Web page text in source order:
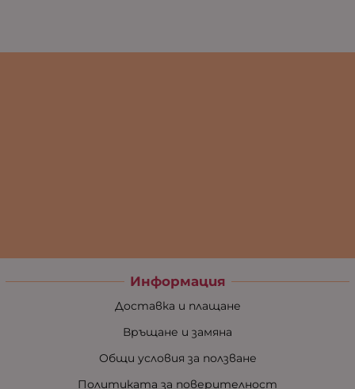
Информация
Доставка и плащане
Връщане и замяна
Общи условия за ползване
Политиката за поверителност